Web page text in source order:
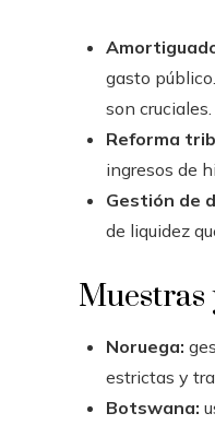
gasto
son cruciales.
Reforma
ingresos de
Gestión de
de liquidez
Muestras
Noruega:
estrictas y
Botswana: